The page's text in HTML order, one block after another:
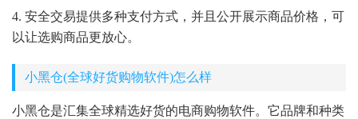
4. 安全交易提供多种支付方式，并且公开展示商品价格，可
以让选购商品更放心。
小黑仓(全球好货购物软件)怎么样
小黑仓是汇集全球精选好货的电商购物软件。它品牌和种类